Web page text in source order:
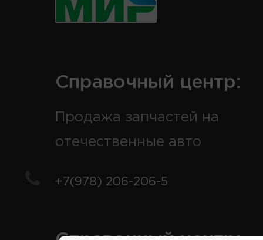
Справочный центр:
Продажа запчастей на
отечественные авто
+7(978) 206-206-5